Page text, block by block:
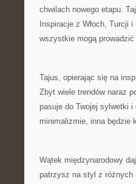
chwilach nowego etapu.
Inspiracje z Włoch,
wszystkie mogą
Tajus, opierając się na
Zbyt wiele trendów naraz
pasuje do Twojej sylwetki i
minimalizmie, inna będzie
Wątek międzynarodowy
patrzysz na styl z różnych